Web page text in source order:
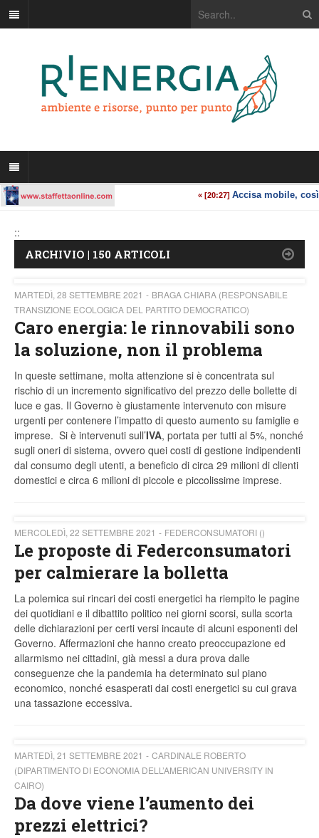
::
ARCHIVIO | 150 ARTICOLI
MARTEDÌ, 28 SETTEMBRE 2021
BRAGA CHIARA (RESPONSABILE
TRANSIZIONE ECOLOGICA DEL PARTITO DEMOCRATICO)
Caro energia: le rinnovabili sono
la soluzione, non il problema
In queste settimane, molta attenzione si è concentrata sul
rischio di un incremento significativo del prezzo delle bollette di
luce e gas. Il Governo è giustamente intervenuto con misure
urgenti per contenere l’impatto di questo aumento su famiglie e
imprese. Si è intervenuti sull’IVA, portata per tutti al 5%, nonché
sugli oneri di sistema, ovvero quei costi di gestione indipendenti
dal consumo degli utenti, a beneficio di circa 29 milioni di clienti
domestici e circa 6 milioni di piccole e piccolissime imprese.
MERCOLEDÌ, 22 SETTEMBRE 2021 FEDERCONSUMATORI ()
Le proposte di Federconsumatori
per calmierare la bolletta
La polemica sui rincari dei costi energetici ha riempito le pagine
dei quotidiani e il dibattito politico nei giorni scorsi, sulla scorta
delle dichiarazioni per certi versi incaute di alcuni esponenti del
Governo. Affermazioni che hanno creato preoccupazione ed
allarmismo nei cittadini, già messi a dura prova dalle
conseguenze che la pandemia ha determinato sul piano
economico, nonché esasperati dai costi energetici su cui grava
una tassazione eccessiva.
MARTEDÌ, 21 SETTEMBRE 2021
CARDINALE ROBERTO
(DIPARTIMENTO DI ECONOMIA DELL’AMERICAN UNIVERSITY IN
CAIRO)
Da dove viene l’aumento dei
prezzi elettrici?